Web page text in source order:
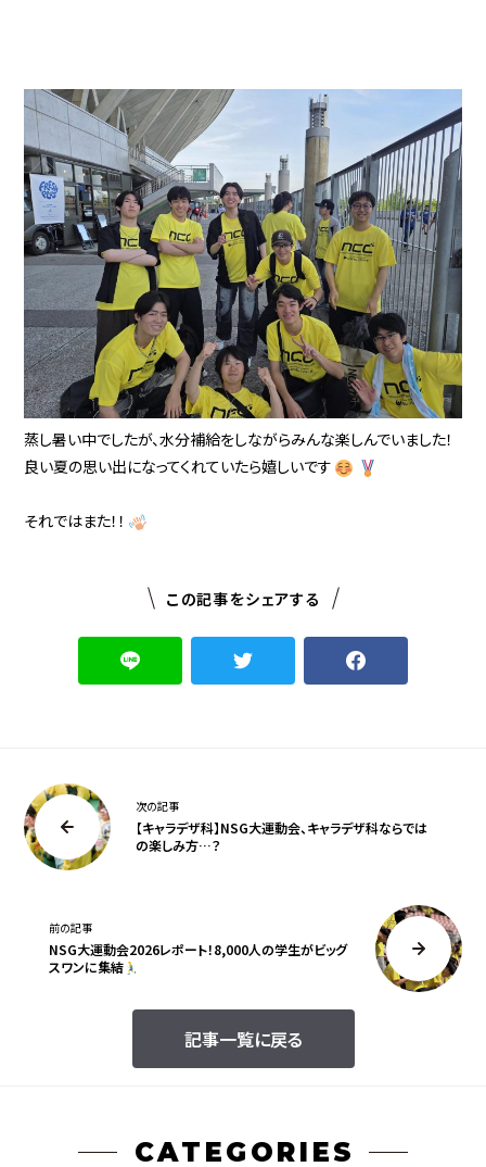
蒸し暑い中でしたが、水分補給をしながらみんな楽しんでいました！
良い夏の思い出になってくれていたら嬉しいです
それではまた！！
この記事をシェアする
次の記事
【キャラデザ科】NSG大運動会、キャラデザ科ならでは
の楽しみ方…？
記事一覧に戻る
前の記事
NSG大運動会2026レポート！8,000人の学生がビッグ
スワンに集結
CATEGORIES